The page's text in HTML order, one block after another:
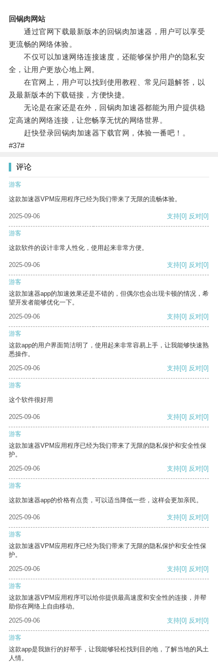
回锅肉网站
通过官网下载最新版本的回锅肉加速器，用户可以享受
更流畅的网络体验。
不仅可以加速网络连接速度，还能够保护用户的隐私安
全，让用户更放心地上网。
在官网上，用户可以找到使用教程、常见问题解答，以
及最新版本的下载链接，方便快捷。
无论是在家还是在外，回锅肉加速器都能为用户提供稳
定高速的网络连接，让您畅享无忧的网络世界。
赶快登录回锅肉加速器下载官网，体验一番吧！。
#37#
评论
游客
这款加速器VPM应用程序已经为我们带来了无限的流畅体验。
2025-09-06 支持[0] 反对[0]
游客
这款软件的设计非常人性化，使用起来非常方便。
2025-09-06 支持[0] 反对[0]
游客
这款加速器app的加速效果还是不错的，但偶尔也会出现卡顿的情况，希
望开发者能够优化一下。
2025-09-06
支持[0] 反对[0]
游客
这款app的用户界面简洁明了，使用起来非常容易上手，让我能够快速熟
悉操作。
2025-09-06
支持[0] 反对[0]
游客
这个软件很好用
2025-09-06 支持[0] 反对[0]
游客
这款加速器VPM应用程序已经为我们带来了无限的隐私保护和安全性保
护。
2025-09-06
支持[0] 反对[0]
游客
这款加速器app的价格有点贵，可以适当降低一些，这样会更加亲民。
2025-09-06 支持[0] 反对[0]
游客
这款加速器VPM应用程序已经为我们带来了无限的隐私保护和安全性保
护。
2025-09-06
支持[0] 反对[0]
游客
这款加速器VPM应用程序可以给你提供最高速度和安全性的连接，并帮
助你在网络上自由移动。
2025-09-06
支持[0] 反对[0]
游客
这款app是我旅行的好帮手，让我能够轻松找到目的地，了解当地的风土
人情。